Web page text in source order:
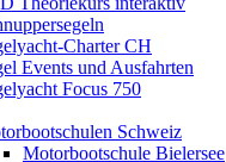
Charter CH
Events und Ausfahrten
Focus 750
Schweiz
Motorbootschule Bielersee